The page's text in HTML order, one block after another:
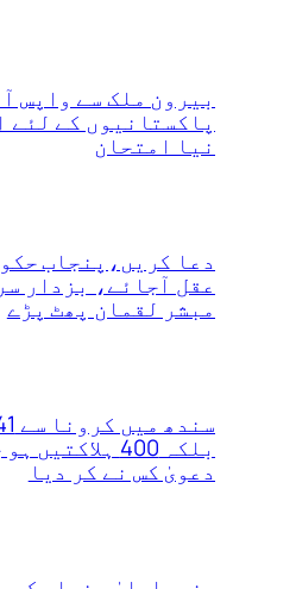
بیرون ملک سے واپس
پاکستانیوں کے لئے
نیا امتحان
دعا کریں،پنجاب
عقل آجائے، بزدار
مبشر لقمان پھٹ پڑے
بلکہ 400
دعویٰ کس نے کر دیا